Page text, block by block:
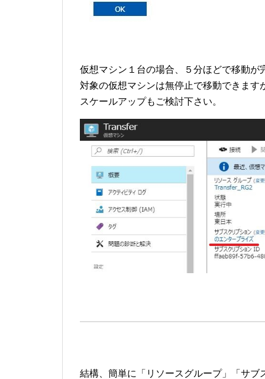
仮想マシン１台の場合、５分ほどで移動が
対象の仮想マシンは無停止で移動できま
スケールアップもご検討下さい。
結構、簡単に「リソースグループ」「サ